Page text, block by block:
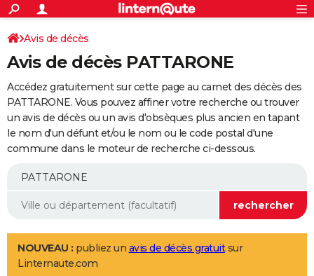
ACTUALITÉS
Politique
Société
Faits Divers
Education
Monde
Villes
+
SPORT
Coupe du monde 2026
Football
Tennis
Cyclisme
Rugby
Forum
Programme TV
TNT
Streaming
Cinéma
Sorties cinéma
Musique
+
FINANCE
Impôts
Immobilier
Risques naturels par ville
Banque
Assurance
Crédit
AUTO
Essais
Réserver un essai
Citadines
Berlines
SUV
Forum auto
+
Mobiles
Meilleur smartphone
Internet
Ordinateurs
Jeux vidéo
Guide high-tech
Aménagement intérieur
LIFESTYLE
Art de vivre
Bien-être
Loisirs
Mode
Modes de vie
Avis de décès
Avis de décès PATTARONE
Accédez gratuitement sur cette page au carnet des décès des
PATTARONE. Vous pouvez affiner votre recherche ou trouver
un avis de décès ou un avis d'obsèques plus ancien en tapant
le nom d'un défunt et/ou le nom ou le code postal d'une
commune dans le moteur de recherche ci-dessous.
NOUVEAU : publiez un avis de décès gratuitsur
Linternaute.com